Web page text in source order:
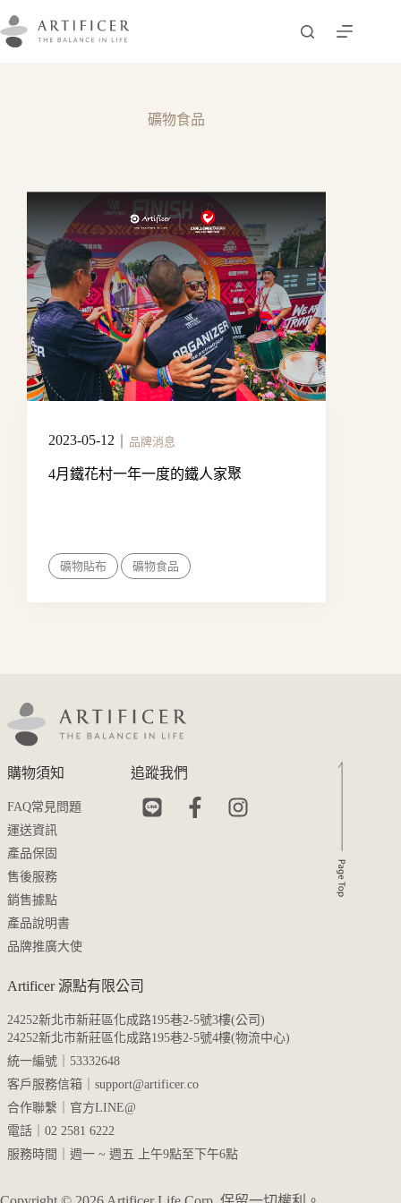
至
礦物食品
2023-05-12 品牌消息
4月鐵花村一年一度的鐵人家聚
礦物貼布 礦物食品
Artificer 源點有限公司
24252新北市新莊區化成路195巷2-5號3樓(公司)
24252新北市新莊區化成路195巷2-5號4樓(物流中心)
統一編號｜53332648
客戶服務信箱｜ support@artificer.co
合作聯繫｜ 官方LINE@
電話｜02 2581 6222
服務時間｜週一 ~ 週五 上午9點至下午6點
購物須知
FAQ常見問題
運送資訊
產品保固
售後服務
銷售據點
產品說明書
品牌推廣大使
追蹤我們